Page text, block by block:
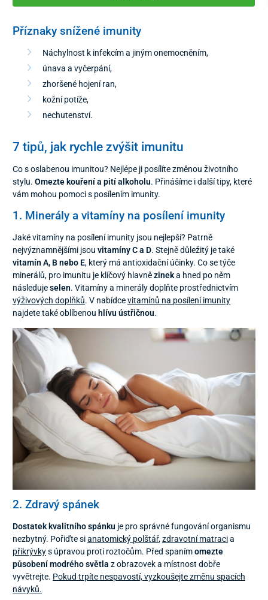
Příznaky snížené imunity
Náchylnost k infekcím a jiným onemocněním,
únava a vyčerpání,
zhoršené hojení ran,
kožní potíže,
nechutenství.
7 tipů, jak rychle zvýšit imunitu
Co s oslabenou imunitou? Nejlépe ji posílíte změnou životního
stylu. Omezte kouření a pití alkoholu. Přinášíme i další tipy, které
vám mohou pomoci s posílením imunity.
1. Minerály a vitamíny na posílení imunity
Jaké vitamíny na posílení imunity jsou nejlepší? Patrně
nejvýznamnějšími jsou vitamíny C a D. Stejně důležitý je také
vitamín A, B nebo E, který má antioxidační účinky. Co se týče
minerálů, pro imunitu je klíčový hlavnězineka hned po něm
následujeselen. Vitamíny a minerály doplňte prostřednictvím
výživových doplňků. V nabídcevitamínů na posílení imunity
najdete také oblíbenou hlívu ústřičnou.
2. Zdravý spánek
Dostatek kvalitního spánku je pro správné fungování organismu
nezbytný. Pořiďte sianatomický polštář,zdravotní matracia
přikrývkys úpravou proti roztočům. Před spanímomezte
působení modrého světla z obrazovek a místnost dobře
vyvětrejte. Pokud trpíte nespavostí, vyzkoušejte změnu spacích
návyků.